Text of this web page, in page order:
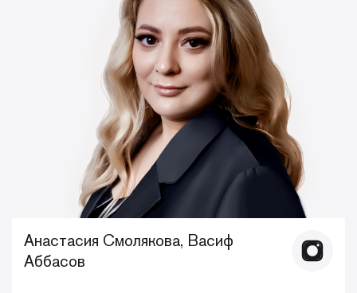
Анастасия Смолякова, Васиф
Аббасов